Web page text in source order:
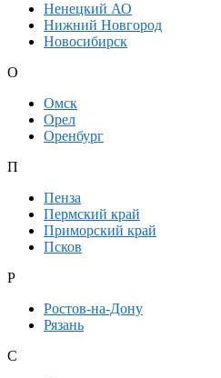
Ненецкий АО
Нижний Новгород
Новосибирск
О
Омск
Орел
Оренбург
П
Пенза
Пермский край
Приморский край
Псков
Р
Ростов-на-Дону
Рязань
С